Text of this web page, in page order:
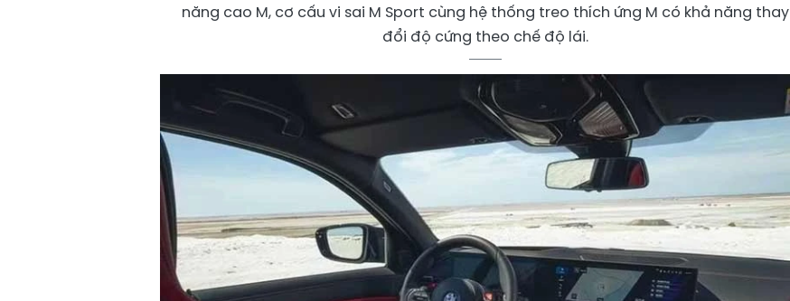
năng cao M, cơ cấu vi sai M Sport cùng hệ thống treo thích ứng M có khả năng thay
đổi độ cứng theo chế độ lái.